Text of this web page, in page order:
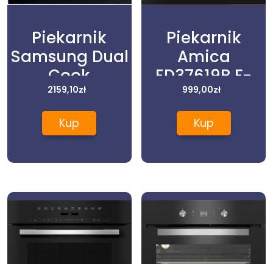
Piekarnik
Samsung Dual
Cook
NV7B42251AK
2159,10zł
Kup
Piekarnik
Amica
ED37619B F-
TYPE
999,00zł
Kup